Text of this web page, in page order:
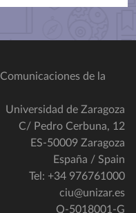
de la
Universidad de Zaragoza
C/ Pedro Cerbuna, 12
ES-50009 Zaragoza
España / Spain
Tel: +34 976761000
ciu@unizar.es
Q-5018001-G